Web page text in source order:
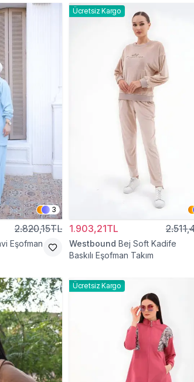
3
2.820,15TL
Eşofman
Ücretsiz Kargo
1.903,21TL
Westbound Bej Soft Kadife
Baskılı Eşofman Takım
Ücretsiz Kargo